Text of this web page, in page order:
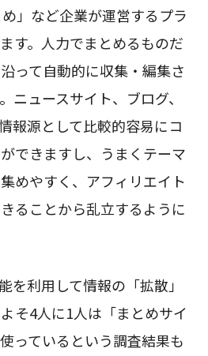
」など企業が運営するプラ
す。人力でまとめるものだ
って自動的に収集・編集さ
ニュースサイト、ブログ、
報源として比較的容易にコ
できますし、うまくテーマ
めやすく、アフィリエイト
ることから乱立するように
を利用して情報の「拡散」
そ4人に1人は「まとめサイ
っているという調査結果も